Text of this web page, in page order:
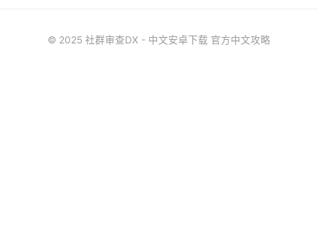
© 2025 社群审查DX - 中文安卓下载 官方中文攻略